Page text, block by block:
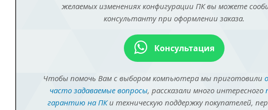
желаемых изменениях конфигурации ПК вы можете
консультанту при оформлении заказа.
Консультация
Чтобы помочь Вам с выбором компьютера мы приготовили
часто задаваемые вопросы, рассказали много интересного
гарантию на ПКи техническую поддержку покупателей,